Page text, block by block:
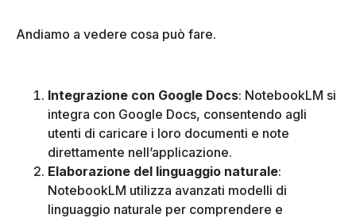
Andiamo a vedere cosa può fare.
Integrazione con Google Docs: NotebookLM si
integra con Google Docs, consentendo agli
utenti di caricare i loro documenti e note
direttamente nell’applicazione.
Elaborazione del linguaggio naturale:
NotebookLM utilizza avanzati modelli di
linguaggio naturale per comprendere e